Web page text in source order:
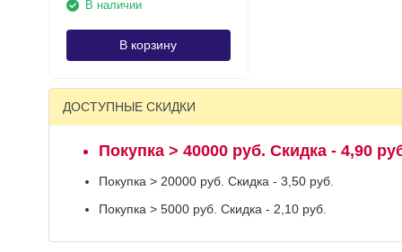
В наличии
В корзину
ДОСТУПНЫЕ СКИДКИ
Покупка > 40000 руб. Скидка - 4,90
Покупка > 20000 руб. Скидка - 3,50 руб.
Покупка > 5000 руб. Скидка - 2,10 руб.